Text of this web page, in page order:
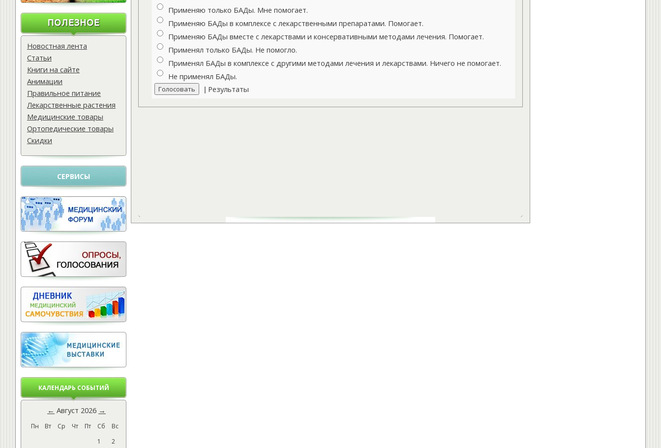
Новостная лента
Статьи
Книги на сайте
Анимации
Правильное питание
Лекарственные растения
Медицинские товары
Ортопедические товары
Скидки
СЕРВИСЫ
КАЛЕНДАРЬ СОБЫТИЙ
← Август 2026 →
Пн Вт Ср Чт Пт Сб
Вс
1
2
Применяю только БАДы. Мне помогает.
Применяю БАДы в комплексе с лекарственными препаратами. Помогает.
Применяю БАДы вместе с лекарствами и консервативными методами лечения. Помогает.
Применял только БАДы. Не помогло.
Применял БАДы в комплексе с другими методами лечения и лекарствами. Ничего не помогает.
Не применял БАДы.
Результаты